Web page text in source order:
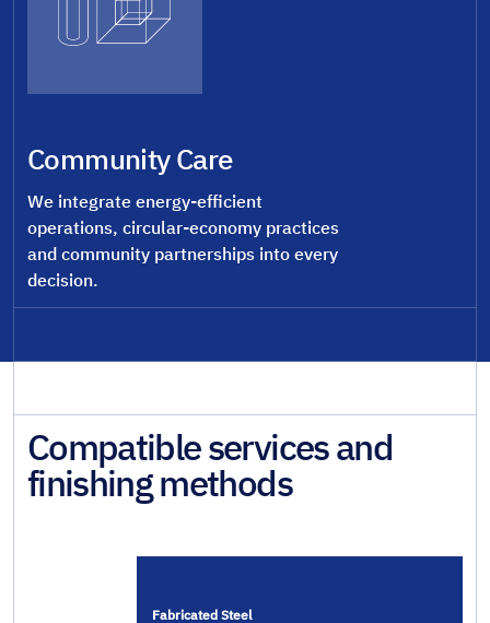
Community Care
We integrate energy-efficient
operations, circular-economy practices
and community partnerships into every
decision.
Compatible services and
finishing methods
Fabricated Steel